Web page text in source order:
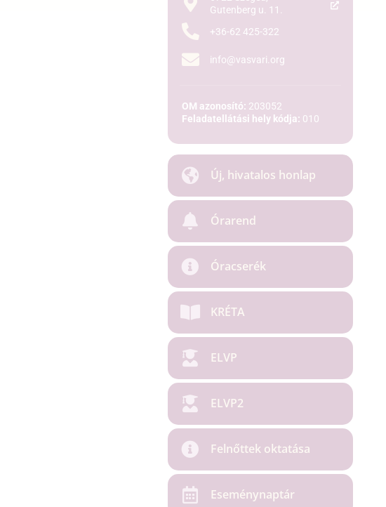
Gutenberg u. 11.
+36-62 425-322
info@vasvari.org
OM azonosító: 203052
Feladatellátási hely kódja: 010
Új, hivatalos honlap
Órarend
Óracserék
KRÉTA
ELVP
ELVP2
Felnőttek oktatása
Eseménynaptár